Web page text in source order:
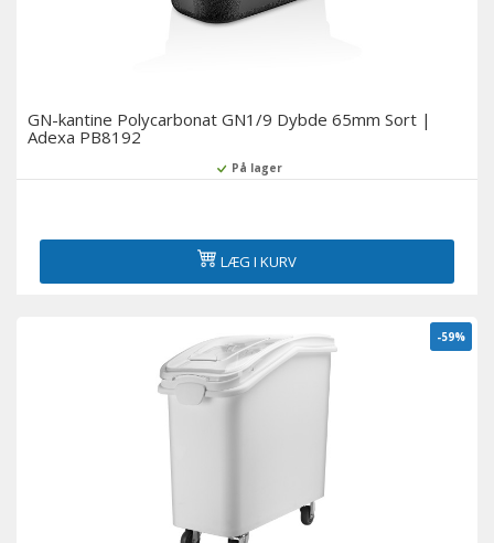
GN-kantine Polycarbonat GN1/9 Dybde 65mm Sort |
Adexa PB8192
På lager
LÆG I KURV
-59%